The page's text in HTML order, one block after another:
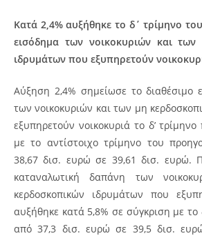
Κατά 2,4% αυξήθηκε το δ΄ τρίμηνο
εισόδημα των νοικοκυριών και
ιδρυμάτων που εξυπηρετούν
Αύξηση 2,4% σημείωσε το διαθέσιμο
των νοικοκυριών και των μη
εξυπηρετούν νοικοκυριά το δ’
με το αντίστοιχο τρίμηνο του
38,67 δισ. ευρώ σε 39,61 δισ. ευρώ.
καταναλωτική δαπάνη των
κερδοσκοπικών ιδρυμάτων που
αυξήθηκε κατά 5,8% σε σύγκριση με το
από 37,3 δισ. ευρώ σε 39,5 δισ.